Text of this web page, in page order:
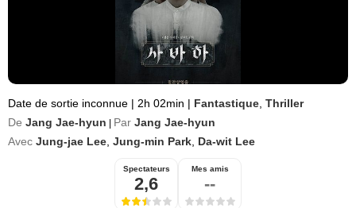
Date de sortie inconnue | 2h 02min | Fantastique Thriller
De Jang Jae-hyun Par Jang Jae-hyun
Avec Jung-jae Lee Jung-min Park Da-wit Lee
Spectateurs
2,6
Mes amis
--